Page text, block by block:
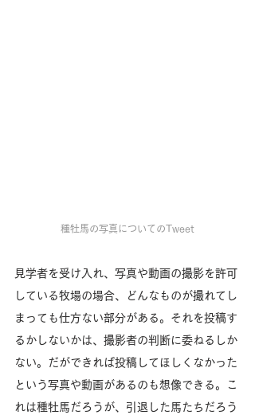
種牡馬の写真についてのTweet
見学者を受け入れ、写真や動画の撮影を許可
している牧場の場合、どんなものが撮れてし
まっても仕方ない部分がある。それを投稿す
るかしないかは、撮影者の判断に委ねるしか
ない。だができれば投稿してほしくなかった
という写真や動画があるのも想像できる。こ
れは種牡馬だろうが、引退した馬たちだろう